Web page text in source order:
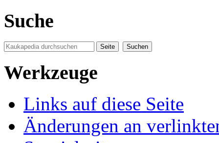
Suche
Werkzeuge
Links auf diese Seite
Änderungen an